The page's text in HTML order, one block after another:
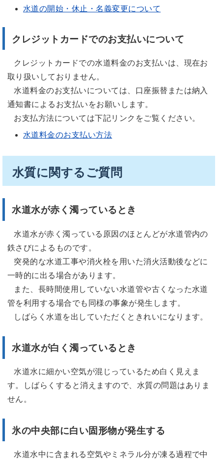
水道の開始・休止・名義変更について
クレジットカードでのお支払いについて
クレジットカードでの水道料金のお支払いは、現在お
取り扱いしておりません。
水道料金のお支払いについては、口座振替または納入
通知書によるお支払いをお願いします。
お支払方法については下記リンクをご覧ください。
水道料金のお支払い方法
水質に関するご質問
水道水が赤く濁っているとき
水道水が赤く濁っている原因のほとんどが水道管内の
鉄さびによるものです。
突発的な水道工事や消火栓を用いた消火活動後などに
一時的に出る場合があります。
また、長時間使用していない水道管や古くなった水道
管を利用する場合でも同様の事象が発生します。
しばらく水道を出していただくときれいになります。
水道水が白く濁っているとき
水道水に細かい空気が混じっているため白く見えま
す。しばらくすると消えますので、水質の問題はありま
せん。
氷の中央部に白い固形物が発生する
水道水中に含まれる空気やミネラル分が凍る過程で中